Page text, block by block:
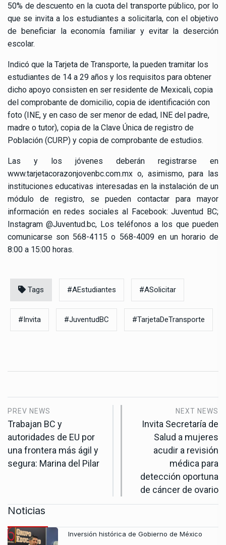
50% de descuento en la cuota del transporte público, por lo
que se invita a los estudiantes a solicitarla, con el objetivo
de beneficiar la economía familiar y evitar la deserción
escolar.
Indicó que la Tarjeta de Transporte, la pueden tramitar los
estudiantes de 14 a 29 años y los requisitos para obtener
dicho apoyo consisten en ser residente de Mexicali, copia
del comprobante de domicilio, copia de identificación con
foto (INE, y en caso de ser menor de edad, INE del padre,
madre o tutor), copia de la Clave Única de registro de
Población (CURP) y copia de comprobante de estudios.
Las y los jóvenes deberán registrarse en
www.tarjetacorazonjovenbc.com.mx o, asimismo, para las
instituciones educativas interesadas en la instalación de un
módulo de registro, se pueden contactar para mayor
información en redes sociales al Facebook: Juventud BC;
Instagram @Juventud.bc, Los teléfonos a los que pueden
comunicarse son 568-4115 o 568-4009 en un horario de
8:00 a 15:00 horas.
Tags #AEstudiantes #ASolicitar
#Invita #JuventudBC #TarjetaDeTransporte
PREV NEWS
Trabajan BC y
autoridades de EU por
una frontera más ágil y
segura: Marina del Pilar
NEXT NEWS
Invita Secretaría de
Salud a mujeres
acudir a revisión
médica para
detección oportuna
de cáncer de ovario
Noticias
Inversión histórica de Gobierno de México